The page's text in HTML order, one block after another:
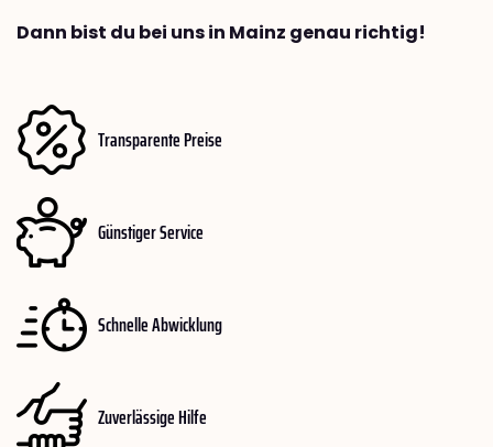
Dann bist du bei uns in Mainz genau richtig!
Transparente Preise
Günstiger Service
Schnelle Abwicklung
Zuverlässige Hilfe